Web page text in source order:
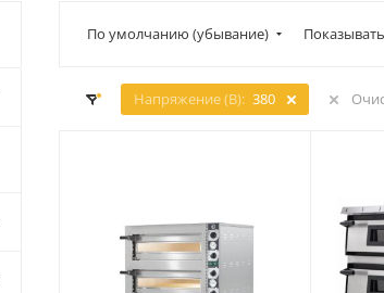
По умолчанию (убывание)
Напряжение (В): 380